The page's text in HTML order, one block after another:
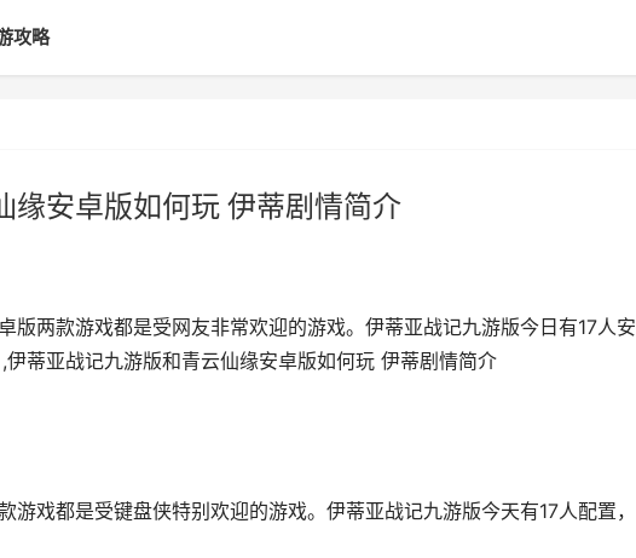
攻略
缘安卓版如何玩 伊蒂剧情简介
版两款游戏都是受网友非常欢迎的游戏。伊蒂亚战记九游版今日有17人安
蒂亚战记九游版和青云仙缘安卓版如何玩 伊蒂剧情简介
游戏都是受键盘侠特别欢迎的游戏。伊蒂亚战记九游版今天有17人配置，